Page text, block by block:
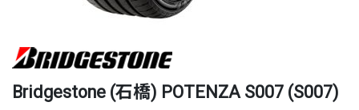
Bridgestone (石橋) POTENZA S007 (S007)